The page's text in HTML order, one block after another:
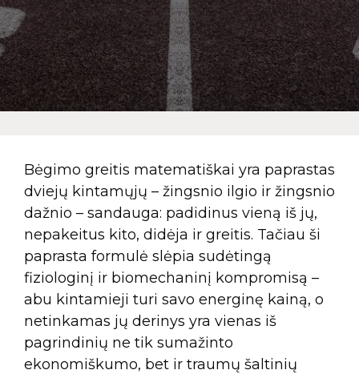
Bėgimo greitis matematiškai yra paprastas
dviejų kintamųjų – žingsnio ilgio ir žingsnio
dažnio – sandauga: padidinus vieną iš jų,
nepakeitus kito, didėja ir greitis. Tačiau ši
paprasta formulė slėpia sudėtingą
fiziologinį ir biomechaninį kompromisą –
abu kintamieji turi savo energinę kainą, o
netinkamas jų derinys yra vienas iš
pagrindinių ne tik sumažinto
ekonomiškumo, bet ir traumų šaltinių